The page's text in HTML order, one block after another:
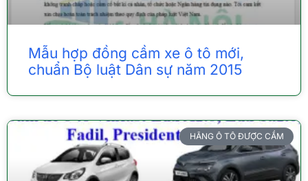
Mẫu hợp đồng cầm xe ô tô mới,
chuẩn Bộ luật Dân sự năm 2015
HÃNG Ô TÔ ĐƯỢC CẦM